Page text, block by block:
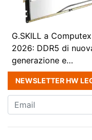
G.SKILL a Computex
2026: DDR5 di
generazione e…
NEWSLETTER HW